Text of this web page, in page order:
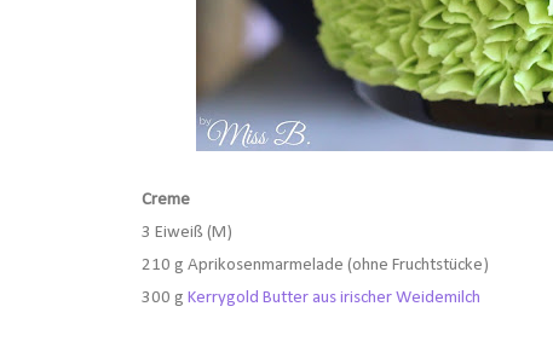
Creme
3 Eiweiß (M)
210 g Aprikosenmarmelade (ohne Fruchtstücke)
300 g Kerrygold Butter aus irischer Weidemilch